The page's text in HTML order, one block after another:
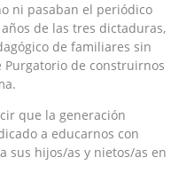
ni pasaban el periódico
de las tres dictaduras,
de familiares sin
de construirnos
que la generación
a educarnos con
sus hijos/as y nietos/as en